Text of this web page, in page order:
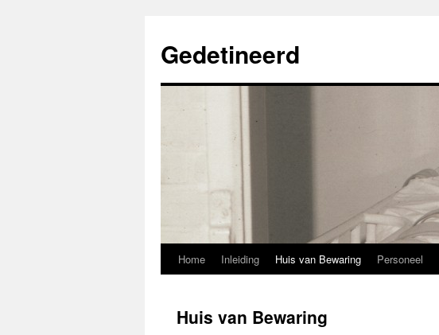
Gedetineerd
Spring
inhoud
Home Inleiding Huis van Bewaring Personeel
Huis van Bewaring